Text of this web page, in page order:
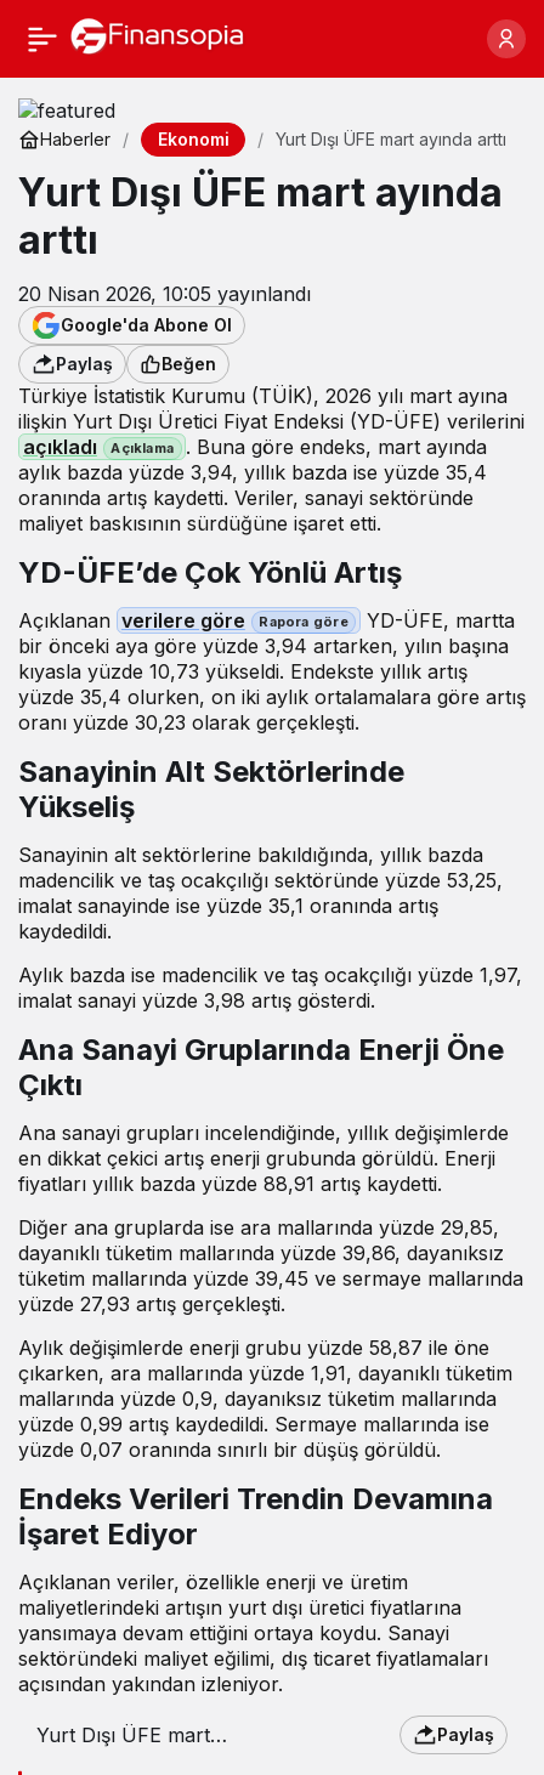
Haberler Ekonomi Yurt Dışı ÜFE mart ayında arttı
Yurt Dışı ÜFE mart ayında
arttı
20 Nisan 2026, 10:05 yayınlandı
Google'da Abone Ol
Paylaş
Beğen
Türkiye İstatistik Kurumu (TÜİK), 2026 yılı mart ayına
ilişkin Yurt Dışı Üretici Fiyat Endeksi (YD-ÜFE) verilerini
açıkladı
. Buna göre endeks, mart ayında
aylık bazda yüzde 3,94, yıllık bazda ise yüzde 35,4
oranında artış kaydetti. Veriler, sanayi sektöründe
maliyet baskısının sürdüğüne işaret etti.
YD-ÜFE’de Çok Yönlü Artış
Açıklanan verilere göre
YD-ÜFE, martta
bir önceki aya göre yüzde 3,94 artarken, yılın başına
kıyasla yüzde 10,73 yükseldi. Endekste yıllık artış
yüzde 35,4 olurken, on iki aylık ortalamalara göre artış
oranı yüzde 30,23 olarak gerçekleşti.
Sanayinin Alt Sektörlerinde
Yükseliş
Sanayinin alt sektörlerine bakıldığında, yıllık bazda
madencilik ve taş ocakçılığı sektöründe yüzde 53,25,
imalat sanayinde ise yüzde 35,1 oranında artış
kaydedildi.
Aylık bazda ise madencilik ve taş ocakçılığı yüzde 1,97,
imalat sanayi yüzde 3,98 artış gösterdi.
Ana Sanayi Gruplarında Enerji Öne
Çıktı
Ana sanayi grupları incelendiğinde, yıllık değişimlerde
en dikkat çekici artış enerji grubunda görüldü. Enerji
fiyatları yıllık bazda yüzde 88,91 artış kaydetti.
Diğer ana gruplarda ise ara mallarında yüzde 29,85,
dayanıklı tüketim mallarında yüzde 39,86, dayanıksız
tüketim mallarında yüzde 39,45 ve sermaye mallarında
yüzde 27,93 artış gerçekleşti.
Aylık değişimlerde enerji grubu yüzde 58,87 ile öne
çıkarken, ara mallarında yüzde 1,91, dayanıklı tüketim
mallarında yüzde 0,9, dayanıksız tüketim mallarında
yüzde 0,99 artış kaydedildi. Sermaye mallarında ise
yüzde 0,07 oranında sınırlı bir düşüş görüldü.
Endeks Verileri Trendin Devamına
İşaret Ediyor
Açıklanan veriler, özellikle enerji ve üretim
maliyetlerindeki artışın yurt dışı üretici fiyatlarına
yansımaya devam ettiğini ortaya koydu. Sanayi
sektöründeki maliyet eğilimi, dış ticaret fiyatlamaları
açısından yakından izleniyor.
Yurt Dışı ÜFE mart
Paylaş